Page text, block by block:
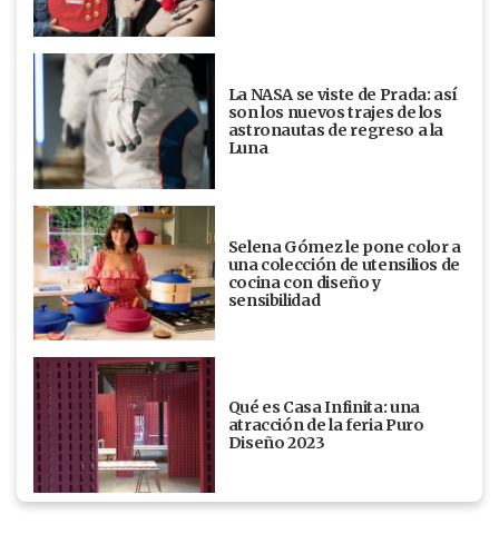
La NASA se viste de Prada: así
son los nuevos trajes de los
astronautas de regreso a la
Luna
Selena Gómez le pone color a
una colección de utensilios de
cocina con diseño y
sensibilidad
Qué es Casa Infinita: una
atracción de la feria Puro
Diseño 2023